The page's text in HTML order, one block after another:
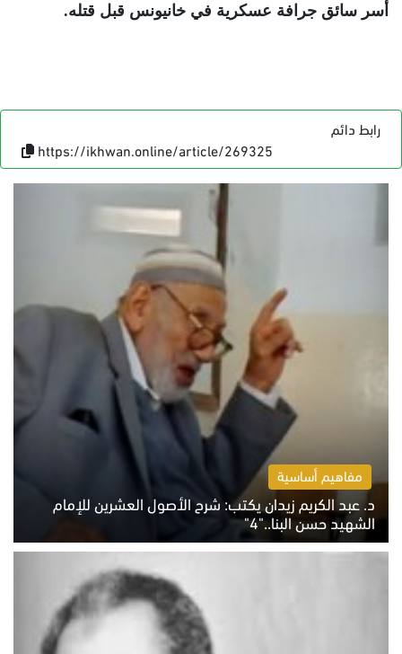
أسر سائق جرافة عسكرية في خانيونس قبل قتله.
رابط دائم
https://ikhwan.online/article/269325
مفاهيم أساسية
د. عبد الكريم زيدان يكتب: شرح الأصول العشرين للإمام
الشهيد حسن البنا.."4"
الخميس 6 أغسطس 2026 10:27 ص